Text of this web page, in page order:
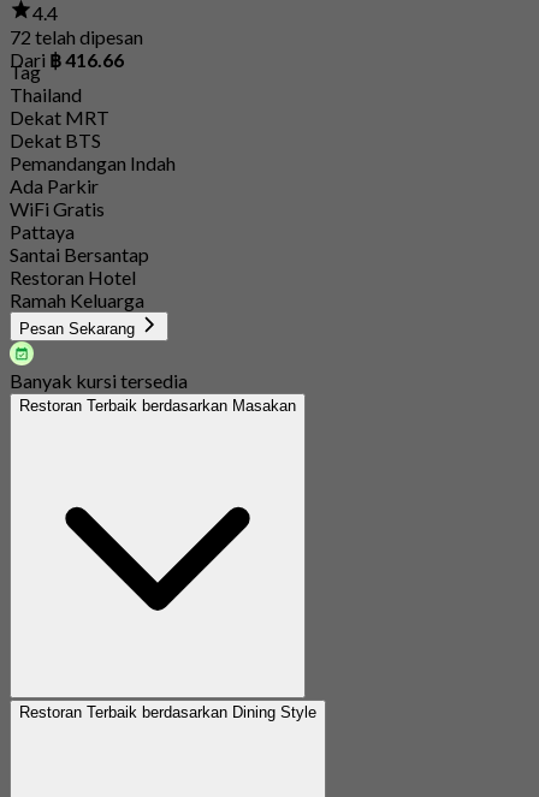
4.4
72 telah dipesan
Dari ฿ 416.66
Tag
Thailand
Dekat MRT
Dekat BTS
Pemandangan Indah
Ada Parkir
WiFi Gratis
Pattaya
Santai Bersantap
Restoran Hotel
Ramah Keluarga
Pesan Sekarang
Banyak kursi tersedia
Restoran Terbaik berdasarkan Masakan
Restoran Terbaik berdasarkan Dining Style